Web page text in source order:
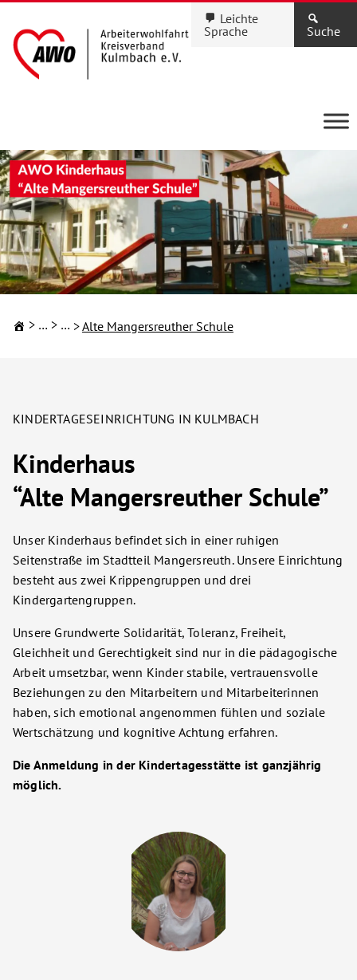
Leichte
Sprache
Suche
KINDERTAGESEINRICHTUNGEN
Kindertageseinrichtungen
Familie & Kinder
Alte Mangersreuther Schule
KINDERTAGESEINRICHTUNG IN KULMBACH
Kinderhaus
“Alte Mangersreuther Schule”
Unser Kinderhaus befindet sich in einer ruhigen
Seitenstraße im Stadtteil Mangersreuth. Unsere Einrichtung
besteht aus zwei Krippengruppen und drei
Kindergartengruppen.
Unsere Grundwerte Solidarität, Toleranz, Freiheit,
Gleichheit und Gerechtigkeit sind nur in die pädagogische
Arbeit umsetzbar, wenn Kinder stabile, vertrauensvolle
Beziehungen zu den Mitarbeitern und Mitarbeiterinnen
haben, sich emotional angenommen fühlen und soziale
Wertschätzung und kognitive Achtung erfahren.
Die Anmeldung in der Kindertagesstätte ist ganzjährig
möglich.